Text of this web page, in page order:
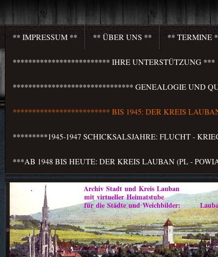
** IMPRESSUM ** ** ÜBER UNS ** ** TERMINE
************************* IHRE UNTERSTÜTZUNG ***
******************************* GENEALOGIE UND
************************* BIS 1945: DER KREIS
*********1945-1947 SCHICKSALSJAHRE: FLUCHT -
***AB 1948 BIS HEUTE: DER KREIS LAUBAN (PL -
. Archiv Stadt und Kreis Lauban
mit virtueller Heimatstube
für die Städte und Weichbilder: Lauban -